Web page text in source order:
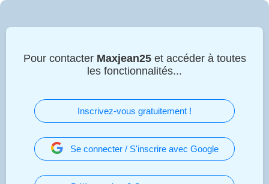
Pour contacter Maxjean25et accéder à toutes
les fonctionnalités...
Inscrivez-vous gratuitement !
Se connecter / S'inscrire avec Google